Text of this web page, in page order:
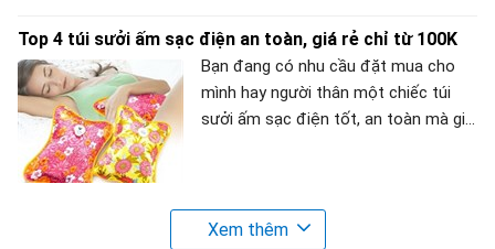
nhé!
Top 4 túi sưởi ấm sạc điện an toàn, giá rẻ chỉ từ 100K
Bạn đang có nhu cầu đặt mua cho
mình hay người thân một chiếc túi
sưởi ấm sạc điện tốt, an toàn mà giá
khảo nhé!
Xem thêm